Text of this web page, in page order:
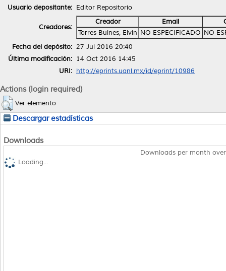
Usuario depositante: Editor Repositorio
Creadores:
Creador Email
Torres Bulnes, Elvin NO ESPECIFICADO NO
Fecha del depósito: 27 Jul 2016 20:40
Última modificación: 14 Oct 2016 14:45
URI: http://eprints.uanl.mx/id/eprint/10986
Actions (login required)
Ver elemento
Descargar estadísticas
Downloads
Downloads per month
Loading...